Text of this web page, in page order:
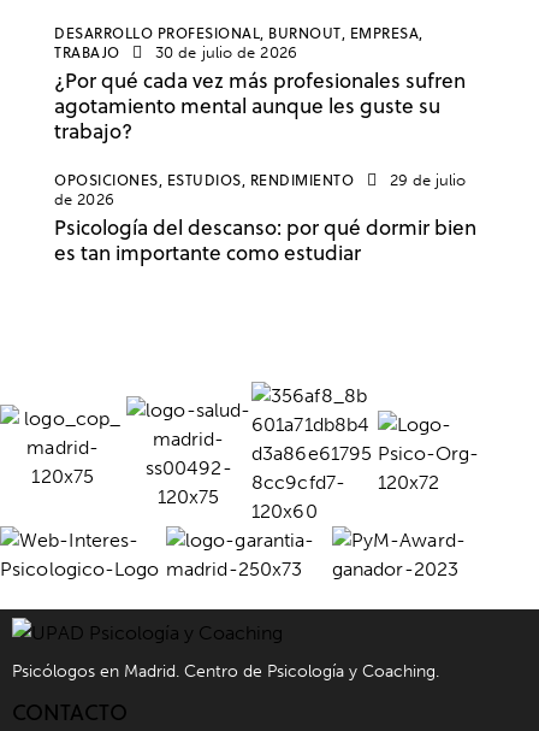
DESARROLLO PROFESIONAL, BURNOUT, EMPRESA,
TRABAJO
30 de julio de 2026
¿Por qué cada vez más profesionales sufren
agotamiento mental aunque les guste su
trabajo?
OPOSICIONES, ESTUDIOS, RENDIMIENTO
29 de julio
de 2026
Psicología del descanso: por qué dormir bien
es tan importante como estudiar
Psicólogos en Madrid. Centro de Psicología y Coaching.
CONTACTO